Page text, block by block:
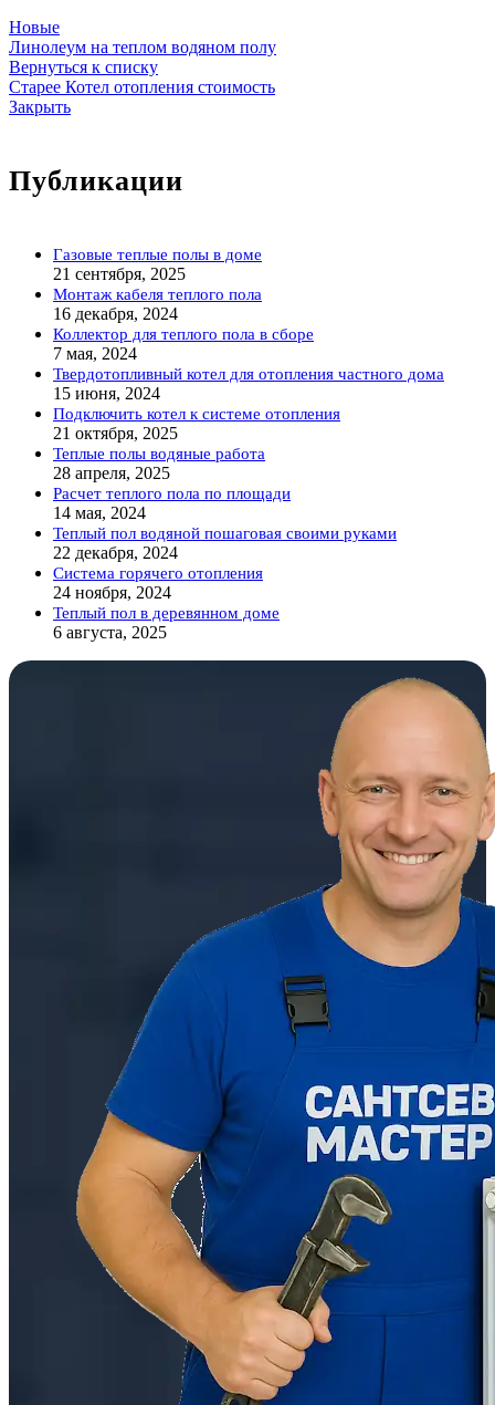
Новые
Линолеум на теплом водяном полу
Вернуться к списку
Старее Котел отопления стоимость
Закрыть
Публикации
Газовые теплые полы в доме
21 сентября, 2025
Монтаж кабеля теплого пола
16 декабря, 2024
Коллектор для теплого пола в сборе
7 мая, 2024
Твердотопливный котел для отопления частного дома
15 июня, 2024
Подключить котел к системе отопления
21 октября, 2025
Теплые полы водяные работа
28 апреля, 2025
Расчет теплого пола по площади
14 мая, 2024
Теплый пол водяной пошаговая своими руками
22 декабря, 2024
Система горячего отопления
24 ноября, 2024
Теплый пол в деревянном доме
6 августа, 2025